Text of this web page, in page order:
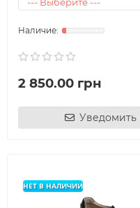
2 850.00 грн
Уведомить
НЕТ В НАЛИЧИИ